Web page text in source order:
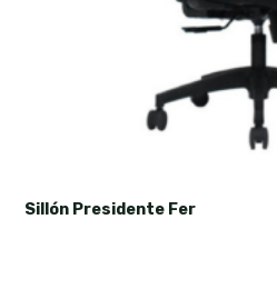
Sillón Presidente Fer